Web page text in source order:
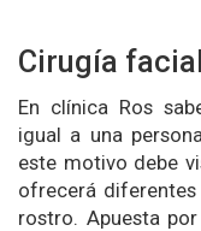
Cirugía facial
En clínica Ros
igual a una
este motivo debe
ofrecerá
rostro. Apuesta